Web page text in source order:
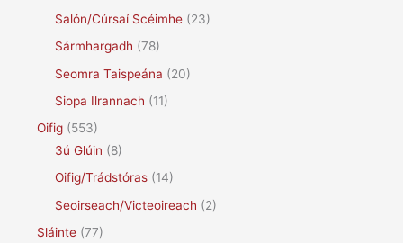
Salón/Cúrsaí Scéimhe (23)
Sármhargadh (78)
Seomra Taispeána (20)
Siopa Ilrannach (11)
Oifig (553)
3ú Glúin (8)
Oifig/Trádstóras (14)
Seoirseach/Victeoireach (2)
Sláinte (77)